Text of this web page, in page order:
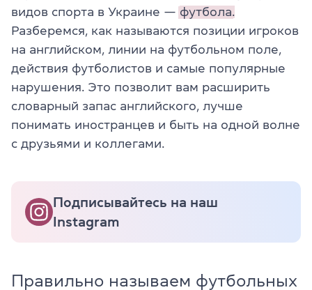
видов спорта в Украине — футбола.
Разберемся, как называются позиции игроков
на английском, линии на футбольном поле,
действия футболистов и самые популярные
нарушения. Это позволит вам расширить
словарный запас английского, лучше
понимать иностранцев и быть на одной волне
с друзьями и коллегами.
Подписывайтесь на наш
Instagram
Правильно называем футбольных